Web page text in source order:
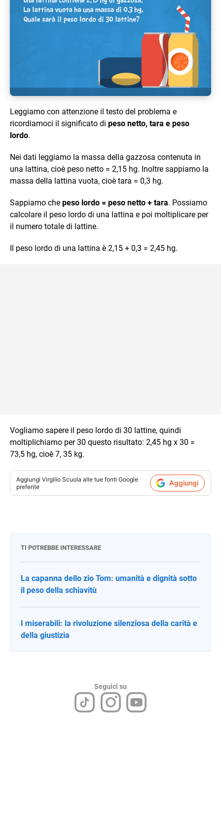
Leggiamo con attenzione il testo del problema e
ricordiamoci il significato di peso netto, tara e peso
lordo.
Nei dati leggiamo la massa della gazzosa contenuta in
una lattina, cioè peso netto = 2,15 hg. Inoltre sappiamo la
massa della lattina vuota, cioè tara = 0,3 hg.
Sappiamo che peso lordo = peso netto + tara. Possiamo
calcolare il peso lordo di una lattina e poi moltiplicare per
il numero totale di lattine.
Il peso lordo di una lattina è 2,15 + 0,3 = 2,45 hg.
Vogliamo sapere il peso lordo di 30 lattine, quindi
moltiplichiamo per 30 questo risultato: 2,45 hg x 30 =
73,5 hg, cioè 7, 35 kg.
Aggiungi Virgilio Scuola alle tue fonti Google
preferite
Aggiungi
TI POTREBBE INTERESSARE
La capanna dello zio Tom: umanità e dignità sotto
il peso della schiavitù
I miserabili: la rivoluzione silenziosa della carità e
della giustizia
Seguici su